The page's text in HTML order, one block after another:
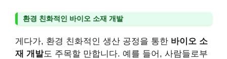
환경 친화적인 바이오 소재 개발
게다가, 환경 친화적인 생산 공정을 통한 바이오 소
재 개발도 주목할 만합니다. 예를 들어, 사람들로부